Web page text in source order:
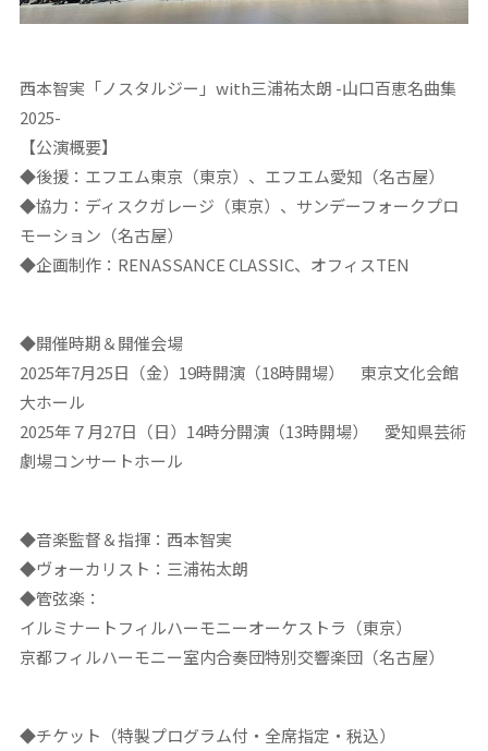
西本智実「ノスタルジー」with三浦祐太朗 -山口百恵名曲集
2025-
【公演概要】
◆後援：エフエム東京（東京）、エフエム愛知（名古屋）
◆協力：ディスクガレージ（東京）、サンデーフォークプロ
モーション（名古屋）
◆企画制作：RENASSANCE CLASSIC、オフィスTEN
◆開催時期＆開催会場
2025年7月25日（金）19時開演（18時開場） 東京文化会館
大ホール
2025年７月27日（日）14時分開演（13時開場） 愛知県芸術
劇場コンサートホール
◆音楽監督＆指揮：西本智実
◆ヴォーカリスト：三浦祐太朗
◆管弦楽：
イルミナートフィルハーモニーオーケストラ（東京）
京都フィルハーモニー室内合奏団特別交響楽団（名古屋）
◆チケット（特製プログラム付・全席指定・税込）